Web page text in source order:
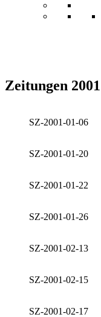
Zeitungen 2001
SZ-2001-01-06
SZ-2001-01-20
SZ-2001-01-22
SZ-2001-01-26
SZ-2001-02-13
SZ-2001-02-15
SZ-2001-02-17